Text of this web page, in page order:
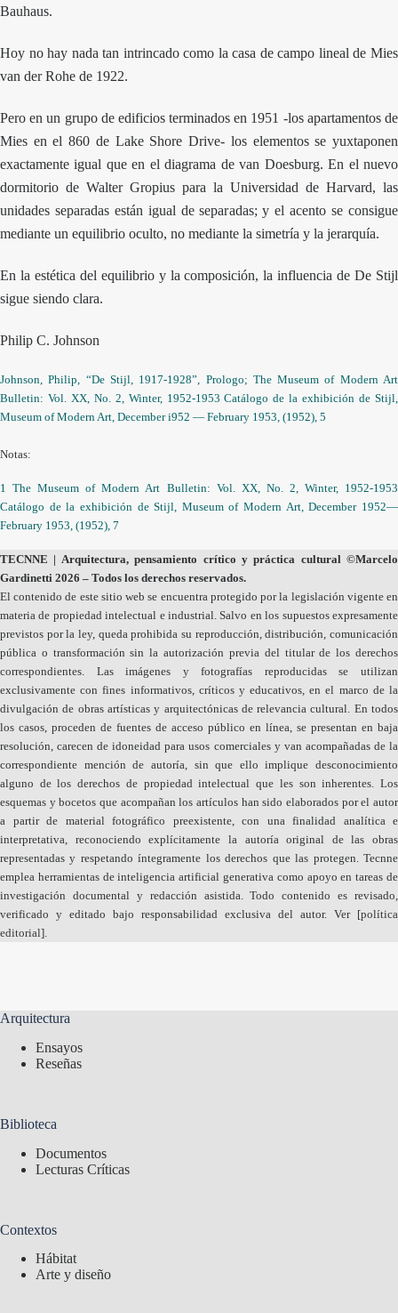
Bauhaus.
Hoy no hay nada tan intrincado como la casa de campo lineal de Mies
van der Rohe de 1922.
Pero en un grupo de edificios terminados en 1951 -los apartamentos de
Mies en el 860 de Lake Shore Drive- los elementos se yuxtaponen
exactamente igual que en el diagrama de van Doesburg. En el nuevo
dormitorio de Walter Gropius para la Universidad de Harvard, las
unidades separadas están igual de separadas; y el acento se consigue
mediante un equilibrio oculto, no mediante la simetría y la jerarquía.
En la estética del equilibrio y la composición, la influencia de De Stijl
sigue siendo clara.
Philip C. Johnson
Johnson, Philip, “De Stijl, 1917-1928”, Prologo; The Museum of Modern Art
Bulletin: Vol. XX, No. 2, Winter, 1952-1953 Catálogo de la exhibición de Stijl,
Museum of Modern Art, December i952 — February 1953, (1952), 5
Notas:
1 The Museum of Modern Art Bulletin: Vol. XX, No. 2, Winter, 1952-1953
Catálogo de la exhibición de Stijl, Museum of Modern Art, December 1952—
February 1953, (1952), 7
TECNNE | Arquitectura, pensamiento crítico y práctica cultural ©Marcelo
Gardinetti 2026 – Todos los derechos reservados.
El contenido de este sitio web se encuentra protegido por la legislación vigente en
materia de propiedad intelectual e industrial. Salvo en los supuestos expresamente
previstos por la ley, queda prohibida su reproducción, distribución, comunicación
pública o transformación sin la autorización previa del titular de los derechos
correspondientes. Las imágenes y fotografías reproducidas se utilizan
exclusivamente con fines informativos, críticos y educativos, en el marco de la
divulgación de obras artísticas y arquitectónicas de relevancia cultural. En todos
los casos, proceden de fuentes de acceso público en línea, se presentan en baja
resolución, carecen de idoneidad para usos comerciales y van acompañadas de la
correspondiente mención de autoría, sin que ello implique desconocimiento
alguno de los derechos de propiedad intelectual que les son inherentes. Los
esquemas y bocetos que acompañan los artículos han sido elaborados por el autor
a partir de material fotográfico preexistente, con una finalidad analítica e
interpretativa, reconociendo explícitamente la autoría original de las obras
representadas y respetando íntegramente los derechos que las protegen. Tecnne
emplea herramientas de inteligencia artificial generativa como apoyo en tareas de
investigación documental y redacción asistida. Todo contenido es revisado,
verificado y editado bajo responsabilidad exclusiva del autor. Ver [política
editorial].
Arquitectura
Ensayos
Reseñas
Biblioteca
Documentos
Lecturas Críticas
Contextos
Hábitat
Arte y diseño